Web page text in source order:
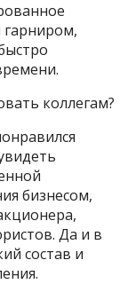
гарниром,
коллегам?
бизнесом,
Да и в
состав и